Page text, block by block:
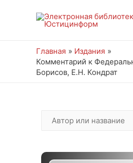
Главная
Издания
Комментарий к
Борисов, Е.Н. Кондрат